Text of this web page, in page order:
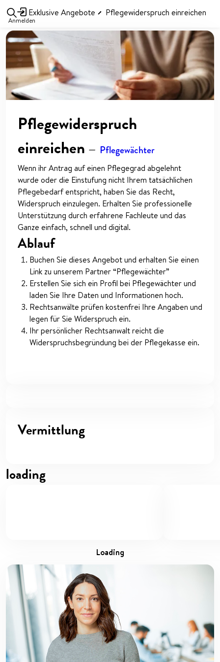
Anmelden
Exklusive Angebote Pflegewiderspruch einreichen
Pflegewiderspruch
einreichen — Pflegewächter
Wenn ihr Antrag auf einen Pflegegrad abgelehnt
wurde oder die Einstufung nicht Ihrem tatsächlichen
Pflegebedarf entspricht, haben Sie das Recht,
Widerspruch einzulegen. Erhalten Sie professionelle
Unterstützung durch erfahrene Fachleute und das
Ganze einfach, schnell und digital.
Ablauf
Buchen Sie dieses Angebot und erhalten Sie einen
Link zu unserem Partner “Pflegewächter”
Erstellen Sie sich ein Profil bei Pflegewächter und
laden Sie Ihre Daten und Informationen hoch.
Rechtsanwälte prüfen kostenfrei Ihre Angaben und
legen für Sie Widerspruch ein.
Ihr persönlicher Rechtsanwalt reicht die
Widerspruchsbegründung bei der Pflegekasse ein.
Vermittlung
loading
loading